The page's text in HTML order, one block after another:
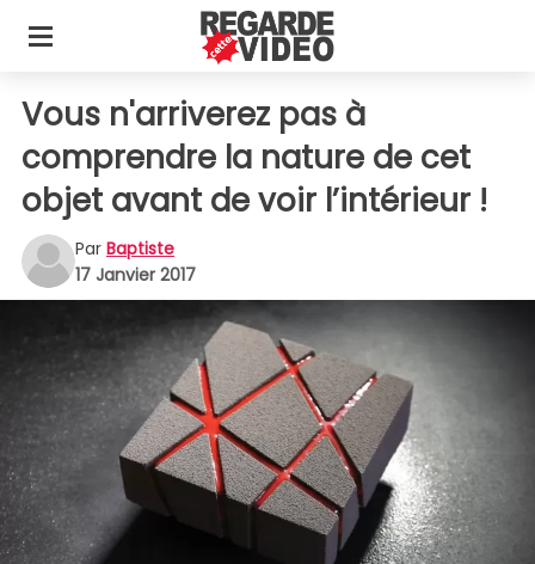
Vous n'arriverez pas à
comprendre la nature de cet
objet avant de voir l’intérieur !
Par Baptiste
17 Janvier 2017